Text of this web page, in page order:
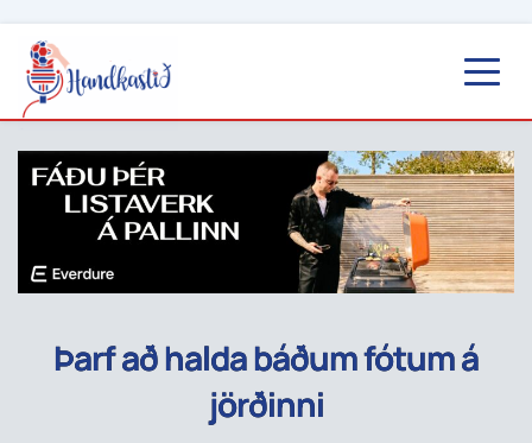
Þarf að halda báðum fótum á
jörðinni